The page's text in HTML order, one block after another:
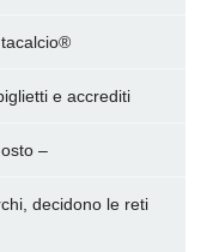
e accrediti
–
decidono le reti